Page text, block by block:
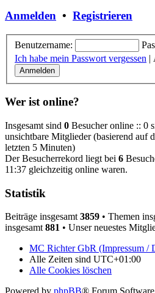
Anmelden • Registrieren
Benutzername:
Ich habe mein Passwort vergessen |
Wer ist online?
Insgesamt sind 0 Besucher online :: 0
unsichtbare Mitglieder (basierend auf
letzten 5 Minuten)
Der Besucherrekord liegt bei 6
11:37 gleichzeitig online waren.
Statistik
Beiträge insgesamt 3859 • Themen
insgesamt 881 • Unser neuestes
MC Richter GbR (Impressum /
Alle Zeiten sind UTC+01:00
Alle Cookies löschen